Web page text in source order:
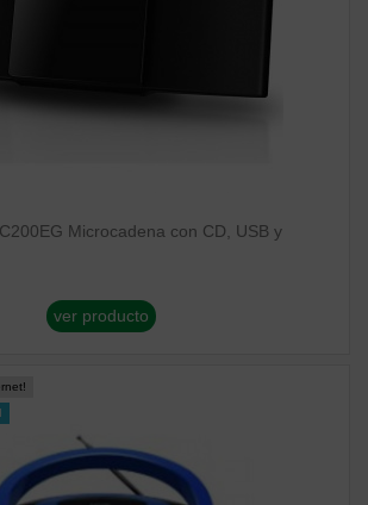
Microcadena con CD, USB y
ver producto